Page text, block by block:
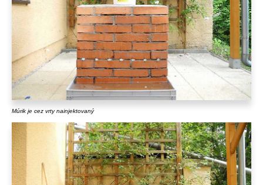
Múrik je cez vrty nainjektovaný